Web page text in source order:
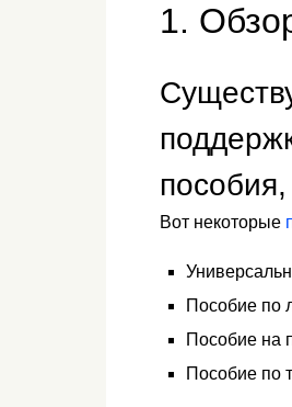
1.
Вот некоторые
Пособие по
Пособие на
Пособие по